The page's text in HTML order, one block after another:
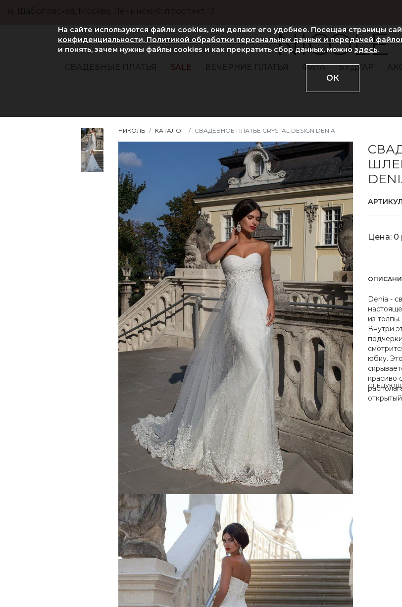
м. Шаболовская, Москва, Ленинский проспект, 13
NICOLE
СВАДЕБНЫЕ ПЛАТЬЯ SALE ВЕЧЕРНИЕ ПЛАТЬЯ ФАТА БУДУАР
НИКОЛЬ КАТАЛОГ СВАДЕБНОЕ ПЛАТЬЕ CRYSTAL DESIGN DENIA
Цена: 0
Denia -
из
Внутри
юбку.
красиво
На сайте используются файлы cookies, они делают его удобнее. Посещая страницы
конфиденциальности, Политикой обработки персональных данных и передачей
и понять, зачем нужны файлы сookies и как прекратить сбор данных, можно здесь.
ОК